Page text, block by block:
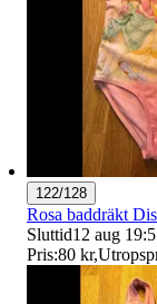
122/128
Rosa baddräkt
Sluttid12 aug
Pris:80 kr,